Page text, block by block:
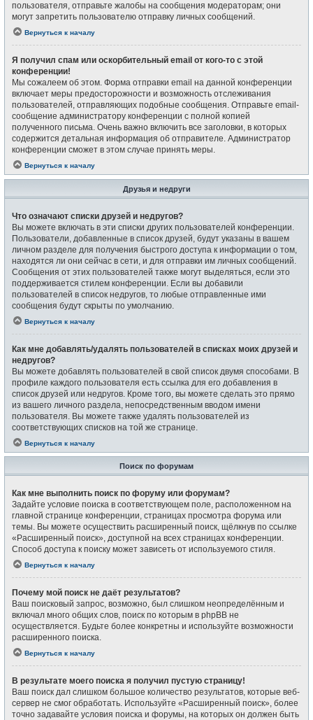
пользователя, отправьте жалобы на сообщения модераторам; они
могут запретить пользователю отправку личных сообщений.
Вернуться к началу
Я получил спам или оскорбительный email от кого-то с этой
конференции!
Мы сожалеем об этом. Форма отправки email на данной конференции
включает меры предосторожности и возможность отслеживания
пользователей, отправляющих подобные сообщения. Отправьте email-
сообщение администратору конференции с полной копией
полученного письма. Очень важно включить все заголовки, в которых
содержится детальная информация об отправителе. Администратор
конференции сможет в этом случае принять меры.
Вернуться к началу
Друзья и недруги
Что означают списки друзей и недругов?
Вы можете включать в эти списки других пользователей конференции.
Пользователи, добавленные в список друзей, будут указаны в вашем
личном разделе для получения быстрого доступа к информации о том,
находятся ли они сейчас в сети, и для отправки им личных сообщений.
Сообщения от этих пользователей также могут выделяться, если это
поддерживается стилем конференции. Если вы добавили
пользователей в список недругов, то любые отправленные ими
сообщения будут скрыты по умолчанию.
Вернуться к началу
Как мне добавлять/удалять пользователей в списках моих друзей и
недругов?
Вы можете добавлять пользователей в свой список двумя способами. В
профиле каждого пользователя есть ссылка для его добавления в
список друзей или недругов. Кроме того, вы можете сделать это прямо
из вашего личного раздела, непосредственным вводом имени
пользователя. Вы можете также удалять пользователей из
соответствующих списков на той же странице.
Вернуться к началу
Поиск по форумам
Как мне выполнить поиск по форуму или форумам?
Задайте условие поиска в соответствующем поле, расположенном на
главной странице конференции, страницах просмотра форума или
темы. Вы можете осуществить расширенный поиск, щёлкнув по ссылке
«Расширенный поиск», доступной на всех страницах конференции.
Способ доступа к поиску может зависеть от используемого стиля.
Вернуться к началу
Почему мой поиск не даёт результатов?
Ваш поисковый запрос, возможно, был слишком неопределённым и
включал много общих слов, поиск по которым в phpBB не
осуществляется. Будьте более конкретны и используйте возможности
расширенного поиска.
Вернуться к началу
В результате моего поиска я получил пустую страницу!
Ваш поиск дал слишком большое количество результатов, которые веб-
сервер не смог обработать. Используйте «Расширенный поиск», более
точно задавайте условия поиска и форумы, на которых он должен быть